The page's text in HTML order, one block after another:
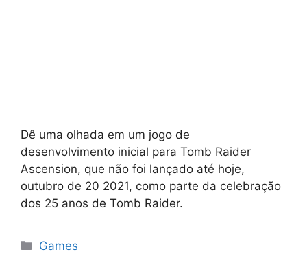
Dê uma olhada em um jogo de
desenvolvimento inicial para Tomb Raider
Ascension, que não foi lançado até hoje,
outubro de 20 2021, como parte da celebração
dos 25 anos de Tomb Raider.
Categorias
Games